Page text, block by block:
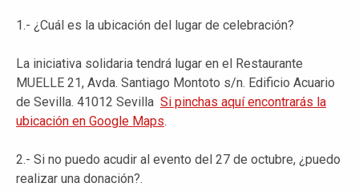
1.- ¿Cuál es la ubicación del lugar de celebración?
La iniciativa solidaria tendrá lugar en el Restaurante
MUELLE 21, Avda. Santiago Montoto s/n. Edificio Acuario
de Sevilla. 41012 Sevilla Si pinchas aquí encontrarás la
ubicación en Google Maps.
2.- Si no puedo acudir al evento del 27 de octubre, ¿puedo
realizar una donación?.